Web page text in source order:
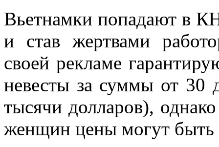
Вьетнамки попадают в
и став жертвами
своей рекламе
невесты за суммы от
тысячи долларов),
женщин цены могут